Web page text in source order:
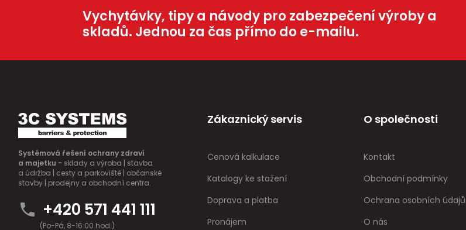
Vychytávky, tipy a návody pro zabezpečení výroby a
skladů. Jednou za čas přímo do e-mailu.
Systémová řešení ochrany zdraví
a majetku - sklady a výroba | stavba
a údržba | cesty a parkoviště | občanské
stavby | prodejny a obchodní centra.
+420 571 441 111
(Po-Pá, 8-16:00 hod.)
Zákaznický servis
Cenová kalkulace
Katalogy ke stažení
Doprava a platba
Pronájem
O společnosti
Kontakt
Obchodní podmínky
Ochrana osobních údajů
O nás